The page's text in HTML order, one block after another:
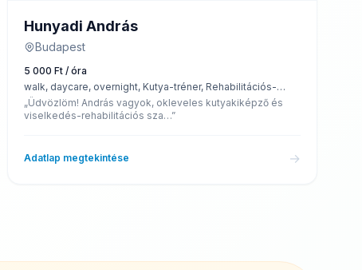
Hunyadi András
Budapest
5 000 Ft / óra
walk, daycare, overnight, Kutya-tréner, Rehabilitációs-
kutyakiképző, 0-24 felügyelet, látogatás, Gyógyszer
beadás
„Üdvözlöm! András vagyok, okleveles kutyakiképző és
viselkedés-rehabilitációs sza…”
Adatlap megtekintése →